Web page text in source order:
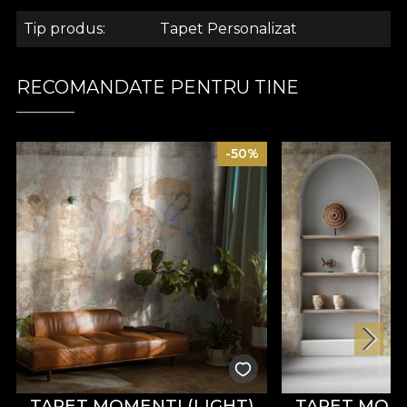
.
.
.
Colectia Ambiance
Inspirate din dorita de a crea un fond plin de
serenitate activitatilor de zi cu zi, modelele din
colectia “Ambiance” transforma spatiile in mici
sanctuare menite sa te poarte departe de
tumultul cotidian, sa iti ofere o stare pozitiva,
incarcata de optimism.
Tip produs Tapet Personalizat
RECOMANDATE PENTRU TINE
-50%